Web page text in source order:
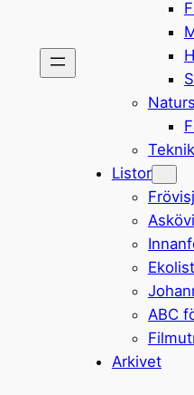
Listor
ABC
Arkivet